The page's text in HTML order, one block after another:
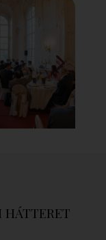
HÁTTERET